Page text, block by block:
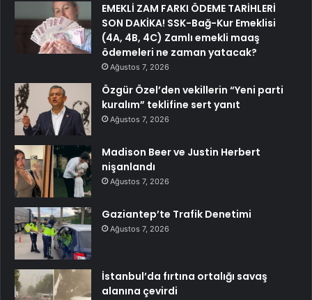
EMEKLİ ZAM FARKI ÖDEME TARİHLERİ
SON DAKİKA! SSK-Bağ-Kur Emeklisi
(4A, 4B, 4C) Zamlı emekli maaş
ödemeleri ne zaman yatacak?
Ağustos 7, 2026
Özgür Özel’den vekillerin “Yeni parti
kuralım” teklifine sert yanıt
Ağustos 7, 2026
Madison Beer ve Justin Herbert
nişanlandı
Ağustos 7, 2026
Gaziantep’te Trafik Denetimi
Ağustos 7, 2026
İstanbul’da fırtına ortalığı savaş
alanına çevirdi